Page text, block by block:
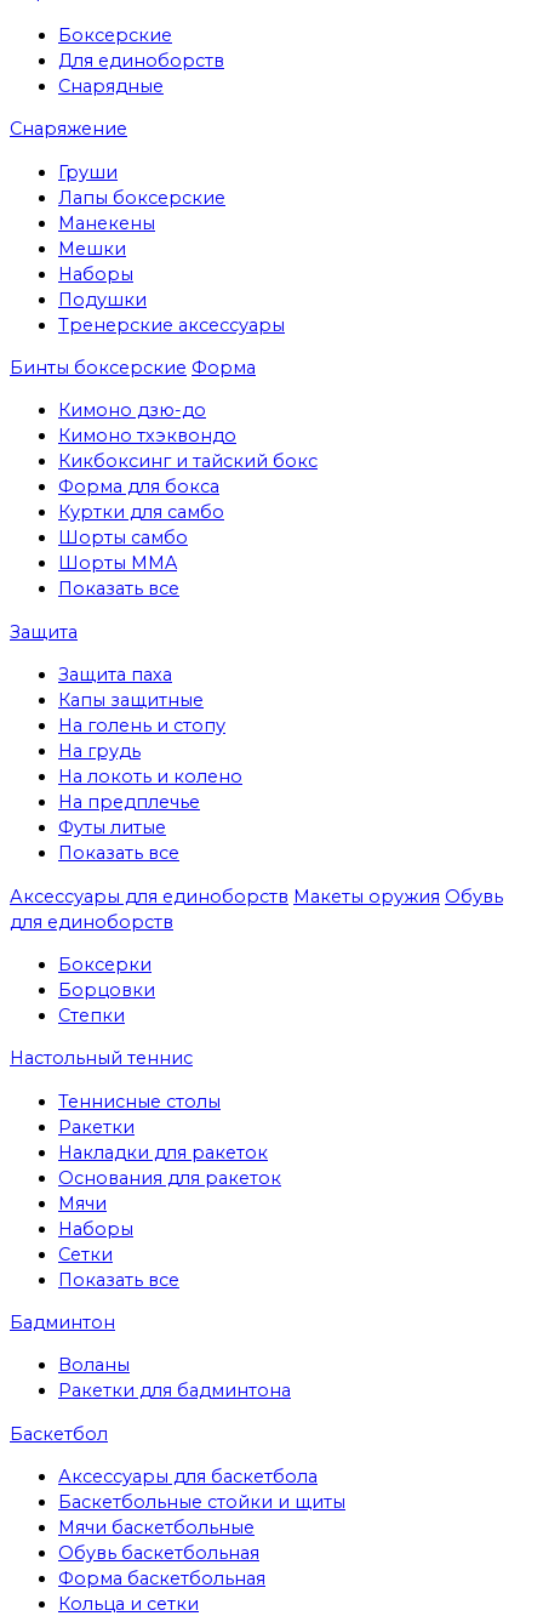
Боксерские
Для единоборств
Снарядные
Снаряжение
Груши
Лапы боксерские
Манекены
Мешки
Наборы
Подушки
Тренерские аксессуары
Бинты боксерские Форма
Кимоно дзю-до
Кимоно тхэквондо
Кикбоксинг и тайский бокс
Форма для бокса
Куртки для самбо
Шорты самбо
Шорты MMA
Показать все
Защита
Защита паха
Капы защитные
На голень и стопу
На грудь
На локоть и колено
На предплечье
Футы литые
Показать все
Аксессуары для единоборств Макеты оружия Обувь
для единоборств
Боксерки
Борцовки
Степки
Настольный теннис
Теннисные столы
Ракетки
Накладки для ракеток
Основания для ракеток
Мячи
Наборы
Сетки
Показать все
Бадминтон
Воланы
Ракетки для бадминтона
Баскетбол
Аксессуары для баскетбола
Баскетбольные стойки и щиты
Мячи баскетбольные
Обувь баскетбольная
Форма баскетбольная
Кольца и сетки